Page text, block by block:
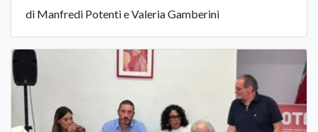
di Manfredi Potenti e Valeria Gamberini